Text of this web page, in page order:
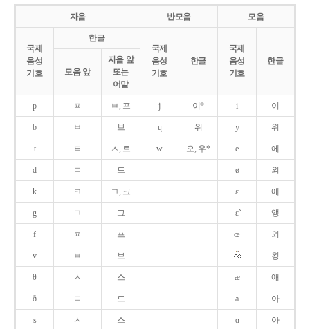
자음 반모음 모음
국제
음성
기호
한글
국제
음성
기호
한글
국제
음성
기호
한글
모음 앞
자음 앞
또는
어말
p ㅍ ㅂ, 프 j 이* i 이
b ㅂ 브 ɥ 위 y 위
t ㅌ ㅅ, 트 w 오, 우* e 에
d ㄷ 드 ø 외
k ㅋ ㄱ, 크 ɛ 에
g ㄱ 그 ɛ̃ 앵
f ㅍ 프 œ 외
v ㅂ 브 욍
θ ㅅ 스 æ 애
ð ㄷ 드 a 아
s ㅅ 스 ɑ 아